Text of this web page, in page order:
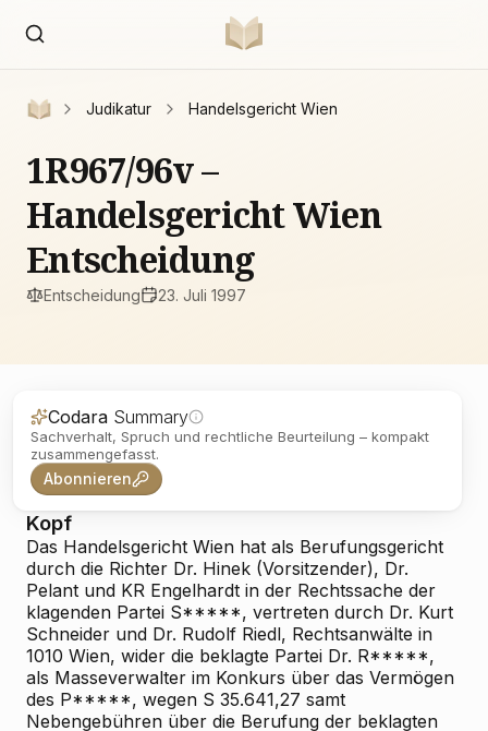
Judikatur Handelsgericht Wien
1R967/96v –
Handelsgericht Wien
Entscheidung
Entscheidung 23. Juli 1997
Codara Summary
Sachverhalt, Spruch und rechtliche Beurteilung – kompakt
zusammengefasst.
Abonnieren
Kopf
Das Handelsgericht Wien hat als Berufungsgericht
durch die Richter Dr. Hinek (Vorsitzender), Dr.
Pelant und KR Engelhardt in der Rechtssache der
klagenden Partei S*****, vertreten durch Dr. Kurt
Schneider und Dr. Rudolf Riedl, Rechtsanwälte in
1010 Wien, wider die beklagte Partei Dr. R*****,
als Masseverwalter im Konkurs über das Vermögen
des P*****, wegen S 35.641,27 samt
Nebengebühren über die Berufung der beklagten